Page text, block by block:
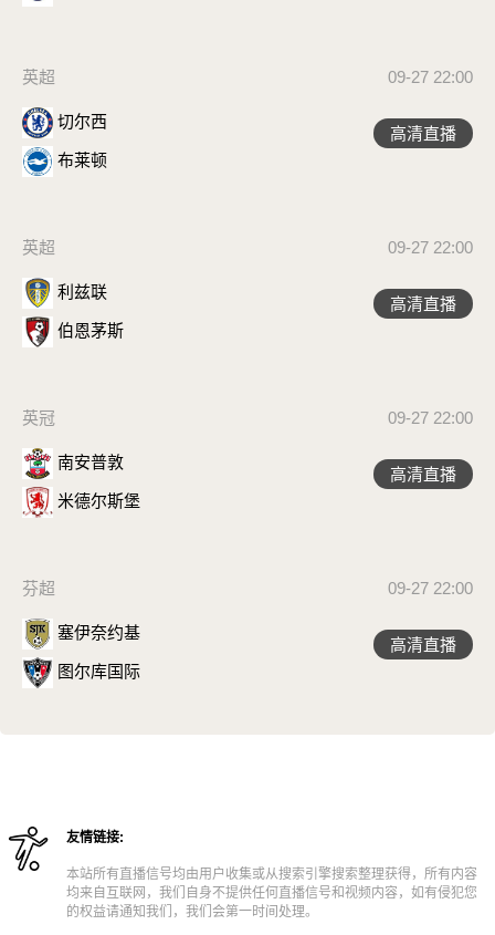
英超 09-27 22:00
切尔西
布莱顿
高清直播
英超 09-27 22:00
利兹联
伯恩茅斯
高清直播
英冠 09-27 22:00
南安普敦
米德尔斯堡
高清直播
芬超 09-27 22:00
塞伊奈约基
图尔库国际
高清直播
友情链接:
本站所有直播信号均由用户收集或从搜索引擎搜索整理获得，所有内容
均来自互联网，我们自身不提供任何直播信号和视频内容，如有侵犯您
的权益请通知我们，我们会第一时间处理。